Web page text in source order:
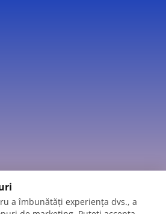
a îmbunătăți experiența dvs., a